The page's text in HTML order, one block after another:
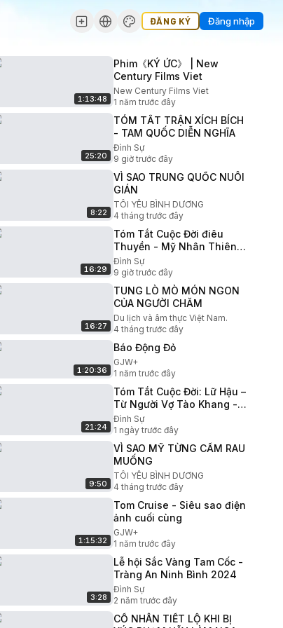
ĐĂNG KÝ Đăng nhập
1:13:48
Phim《KÝ ỨC》 | New
Century Films Viet
New Century Films Viet
1 năm trước đây
25:20
TÓM TẮT TRẬN XÍCH BÍCH
- TAM QUỐC DIỄN NGHĨA
Đình Sự
9 giờ trước đây
8:22
VÌ SAO TRUNG QUỐC NUÔI
GIÁN
TÔI YÊU BÌNH DƯƠNG
4 tháng trước đây
16:29
Tóm Tắt Cuộc Đời điêu
Thuyền - Mỹ Nhân Thiên
Hạ Khiến Đổng Trác và Lữ
Bố Tương Tàn?
Đình Sự
9 giờ trước đây
16:27
TUNG LÒ MÒ MÓN NGON
CỦA NGƯỜI CHĂM
Du lịch và âm thực Việt Nam.
4 tháng trước đây
1:20:36
Báo Động Đỏ
GJW+
1 năm trước đây
21:24
Tóm Tắt Cuộc Đời: Lữ Hậu –
Từ Người Vợ Tào Khang -
Đến Nữ Nhân Khiến Cả
Triều Hán Khiếp Sợ AI
Đình Sự
1 ngày trước đây
9:50
VÌ SAO MỸ TỪNG CẤM RAU
MUỐNG
TÔI YÊU BÌNH DƯƠNG
4 tháng trước đây
1:15:32
Tom Cruise - Siêu sao điện
ảnh cuối cùng
GJW+
1 năm trước đây
3:28
Lễ hội Sắc Vàng Tam Cốc -
Tràng An Ninh Bình 2024
Đình Sự
2 năm trước đây
CỔ NHÂN TIẾT LỘ KHI BỊ